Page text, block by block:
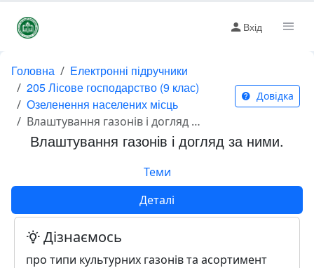
Вхід
Головна
Електронні підручники
205 Лісове господарство (9 клас)
Озеленення населених місць
Влаштування газонів і догляд за ними.
Довідка
Влаштування газонів і догляд за ними.
Теми
Деталі
Дізнаємось
про типи культурних газонів та асортимент